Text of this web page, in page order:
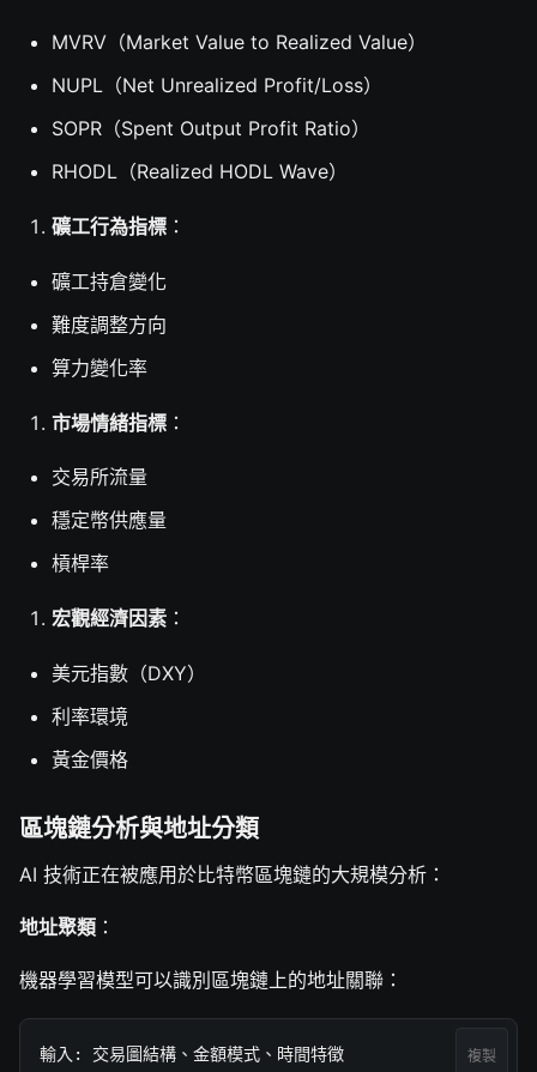
MVRV（Market Value to Realized Value）
NUPL（Net Unrealized Profit/Loss）
SOPR（Spent Output Profit Ratio）
RHODL（Realized HODL Wave）
礦工行為指標：
礦工持倉變化
難度調整方向
算力變化率
市場情緒指標：
交易所流量
穩定幣供應量
槓桿率
宏觀經濟因素：
美元指數（DXY）
利率環境
黃金價格
區塊鏈分析與地址分類
AI 技術正在被應用於比特幣區塊鏈的大規模分析：
地址聚類 ：
機器學習模型可以識別區塊鏈上的地址關聯：
輸入: 交易圖結構、金額模式、時間特徵
複製